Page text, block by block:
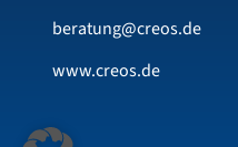
beratung@creos.de
www.creos.de